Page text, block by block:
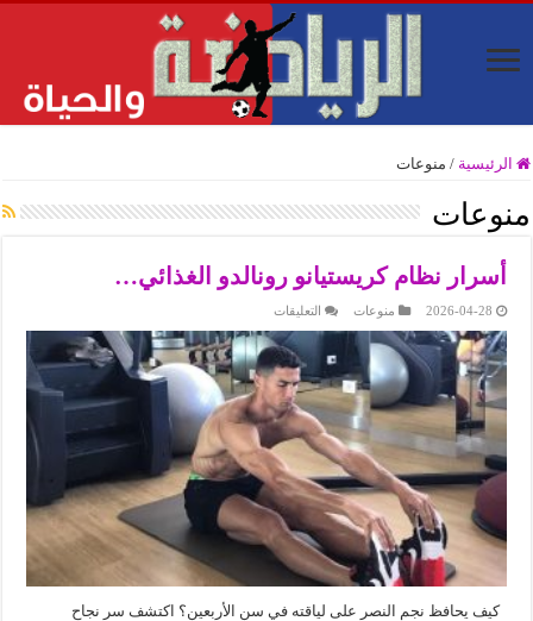
الرئيسية / منوعات
منوعات
أسرار نظام كريستيانو رونالدو الغذائي…
2026-04-28 منوعات التعليقات
نظام
كريستيانو
رونالدو
الغذائي…
مغلقة
كيف يحافظ نجم النصر على لياقته في سن الأربعين؟ اكتشف سر نجاح